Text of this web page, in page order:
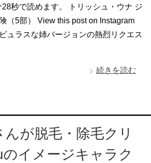
秒で読めます。 トリッシュ・ウナ ジ
（5部） View this post on Instagram
ュラスな姉バージョンの熱烈リクエス
続きを読む
んが脱毛・除毛クリ
イメージキャラク